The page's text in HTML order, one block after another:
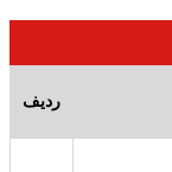
ردیف